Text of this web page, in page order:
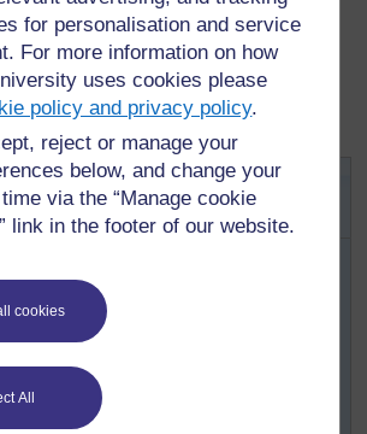
for personalisation and service
For more information on how
uses cookies please
policy and privacy policy.
reject or manage your
below, and change your
via the “Manage cookie
link in the footer of our website.
cookies
All
suivante et collées dans des vieux
faire des livres pour la bibliothèque de
ont lu avidement les histoires
camarades.
: Créer un livre à
une autre raison), un livre qui
des recettes et des
Si vous avez à la main un livre de
des informations et des histoires
les personnes liés à ces recettes.